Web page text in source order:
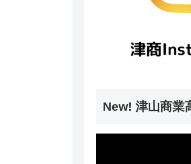
New! 津山商業